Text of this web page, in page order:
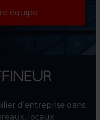
équipe
d’entreprise dans
locaux